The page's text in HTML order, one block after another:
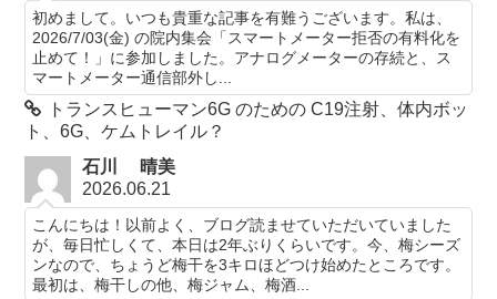
初めまして。いつも貴重な記事を有難うございます。私は、
2026/7/03(金) の院内集会「スマートメーター拒否の有料化を
止めて！」に参加しました。アナログメーターの存続と、ス
マートメーター通信部外し...
トランスヒューマン6G のための C19注射、体内ボッ
ト、6G、ケムトレイル？
石川 晴美
2026.06.21
こんにちは！以前よく、ブログ読ませていただいていました
が、毎日忙しくて、本日は2年ぶりくらいです。今、梅シーズ
ンなので、ちょうど梅干を3キロほどつけ始めたところです。
最初は、梅干しの他、梅ジャム、梅酒...